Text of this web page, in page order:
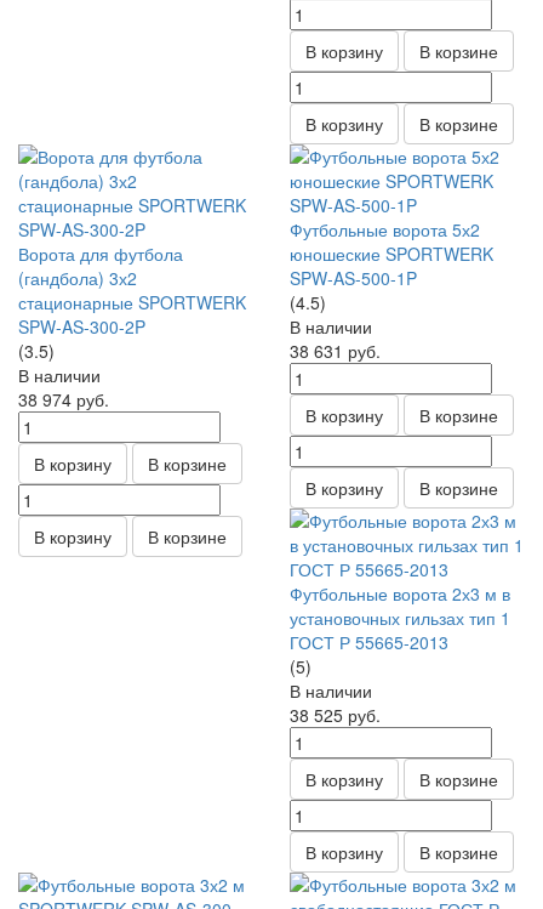
В корзину В корзине
В корзину В корзине
Ворота для футбола
(гандбола) 3х2
стационарные SPORTWERK
SPW-AS-300-2P
(3.5)
В наличии
38 974 руб.
В корзину В корзине
В корзину В корзине
Футбольные ворота 5х2
юношеские SPORTWERK
SPW-AS-500-1P
(4.5)
В наличии
38 631 руб.
В корзину В корзине
В корзину В корзине
Футбольные ворота 2х3 м в
установочных гильзах тип 1
ГОСТ Р 55665-2013
(5)
В наличии
38 525 руб.
В корзину В корзине
В корзину В корзине